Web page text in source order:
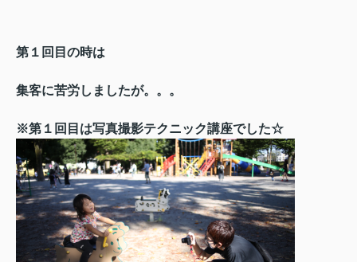
第１回目の時は
集客に苦労しましたが。。。
※第１回目は写真撮影テクニック講座でした☆